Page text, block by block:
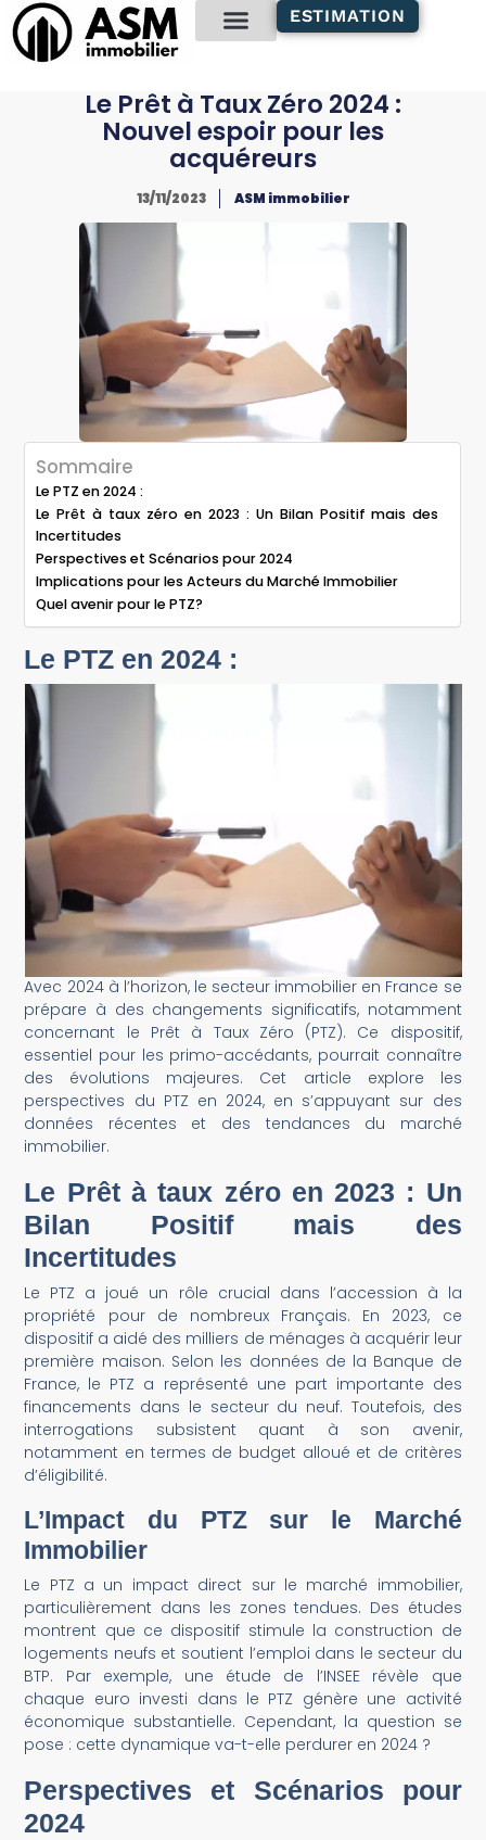
principal
ESTIMATION
Le Prêt à Taux Zéro 2024 :
Nouvel espoir pour les
acquéreurs
13/11/2023 ASM immobilier
Sommaire
Le PTZ en 2024 :
Le Prêt à taux zéro en 2023 : Un Bilan Positif mais des
Incertitudes
Perspectives et Scénarios pour 2024
Implications pour les Acteurs du Marché Immobilier
Quel avenir pour le PTZ?
Le PTZ en 2024 :
Avec 2024 à l’horizon, le secteur immobilier en France se
prépare à des changements significatifs, notamment
concernant le Prêt à Taux Zéro (PTZ). Ce dispositif,
essentiel pour les primo-accédants, pourrait connaître
des évolutions majeures. Cet article explore les
perspectives du PTZ en 2024, en s’appuyant sur des
données récentes et des tendances du marché
immobilier.
Le Prêt à taux zéro en 2023 : Un
Bilan Positif mais des
Incertitudes
Le PTZ a joué un rôle crucial dans l’accession à la
propriété pour de nombreux Français. En 2023, ce
dispositif a aidé des milliers de ménages à acquérir leur
première maison. Selon les données de la Banque de
France, le PTZ a représenté une part importante des
financements dans le secteur du neuf. Toutefois, des
interrogations subsistent quant à son avenir,
notamment en termes de budget alloué et de critères
d’éligibilité.
L’Impact du PTZ sur le Marché
Immobilier
Le PTZ a un impact direct sur le marché immobilier,
particulièrement dans les zones tendues. Des études
montrent que ce dispositif stimule la construction de
logements neufs et soutient l’emploi dans le secteur du
BTP. Par exemple, une étude de l’INSEE révèle que
chaque euro investi dans le PTZ génère une activité
économique substantielle. Cependant, la question se
pose : cette dynamique va-t-elle perdurer en 2024 ?
Perspectives et Scénarios pour
2024